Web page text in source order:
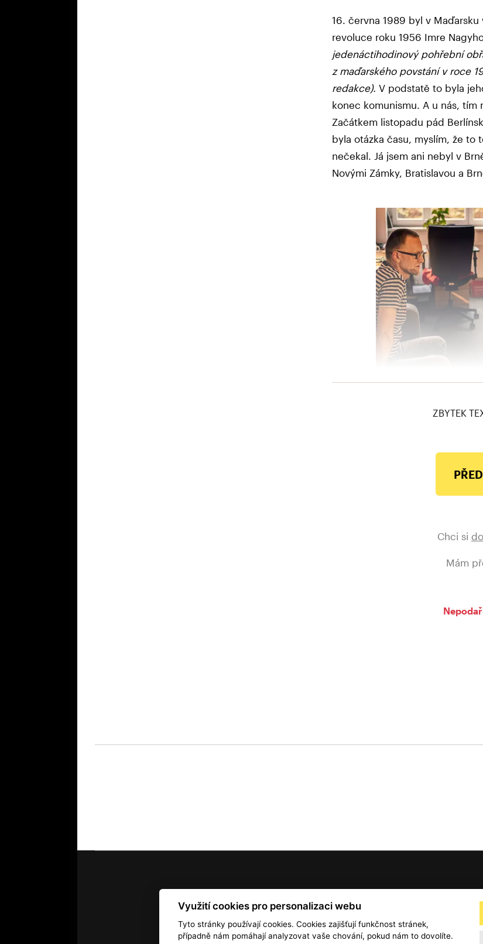
16. června 1989 byl v
revoluce roku 1956 Imre
jedenáctihodinový pohřební
z maďarského povstání v roce
redakce). V podstatě to byla
konec komunismu. A u nás, tím
Začátkem listopadu pád
byla otázka času, myslím, že to
nečekal. Já jsem ani nebyl v
Novými Zámky, Bratislavou a
ZBYTEK
Chci si
Mám
© 2001 — 2026 Copyright CMI News a dodavatelé obsahu. |
Obchodní podmínky office@info.cz
Využití cookies pro personalizaci webu
Tyto stránky používají cookies. Cookies zajišťují funkčnost stránek,
případně nám pomáhají analyzovat vaše chování, pokud nám to dovolíte.